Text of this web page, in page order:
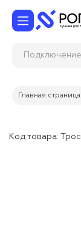
Главная страница
Код товара: